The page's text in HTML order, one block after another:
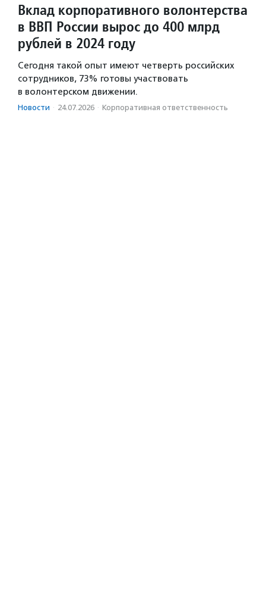
Вклад корпоративного волонтерства
в ВВП России вырос до 400 млрд
рублей в 2024 году
Сегодня такой опыт имеют четверть российских
сотрудников, 73% готовы участвовать
в волонтерском движении.
Новости · 24.07.2026 · Корпоративная ответственность